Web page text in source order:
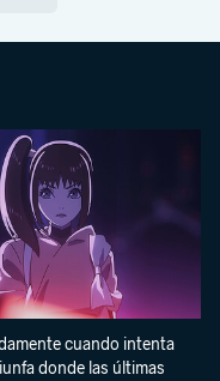
cuando intenta
donde las últimas